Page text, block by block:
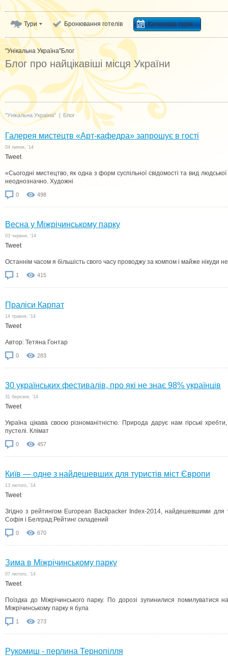
Тури Бронювання готелів Календар турів
"Унікальна Україна"Блог
Блог про найцікавіші місця України
"Унікальна Україна" | Блог
Галерея мистецтв «Арт-кафедра» запрошує в гості
04 липня, '14
Tweet
«Сьогодні мистецтво, як одна з форм суспільної свідомості та вид
неоднозначно. Художні
0 498
Весна у Міжрічинському парку
03 червня, '14
Tweet
Останнім часом я більшість свого часу проводжу за компом і майже нікуди
1 415
Праліси Карпат
14 травня, '14
Tweet
Автор: Тетяна Гонтар
0 283
30 українських фестивалів, про які не знає 98% українців
31 березня, '14
Tweet
Україна цікава своєю різноманітністю. Природа дарує нам гірські
пустелі. Клімат
0 457
Київ — одне з найдешевших для туристів міст Європи
13 лютого, '14
Tweet
Згідно з рейтингом European Backpacker Index-2014, найдешевшими для
Софія і Белград.Рейтинг складений
0 670
Зима в Міжрічинському парку
07 лютого, '14
Tweet
Поїздка до Міжрічинського парку. По дорозі зупинилися помилуватися
Міжрічинському парку я була
1 273
Рукомиш - перлина Тернопілля